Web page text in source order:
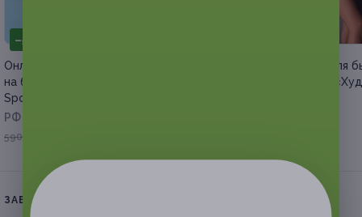
–50%
Онлайн-интенсивы для женщин
на базе умного фитнеса «Матур
Sport»
РФ
590 руб.
Программа питания для
похудения от школы
ЗАВЕРШЁННАЯ АКЦИЯ